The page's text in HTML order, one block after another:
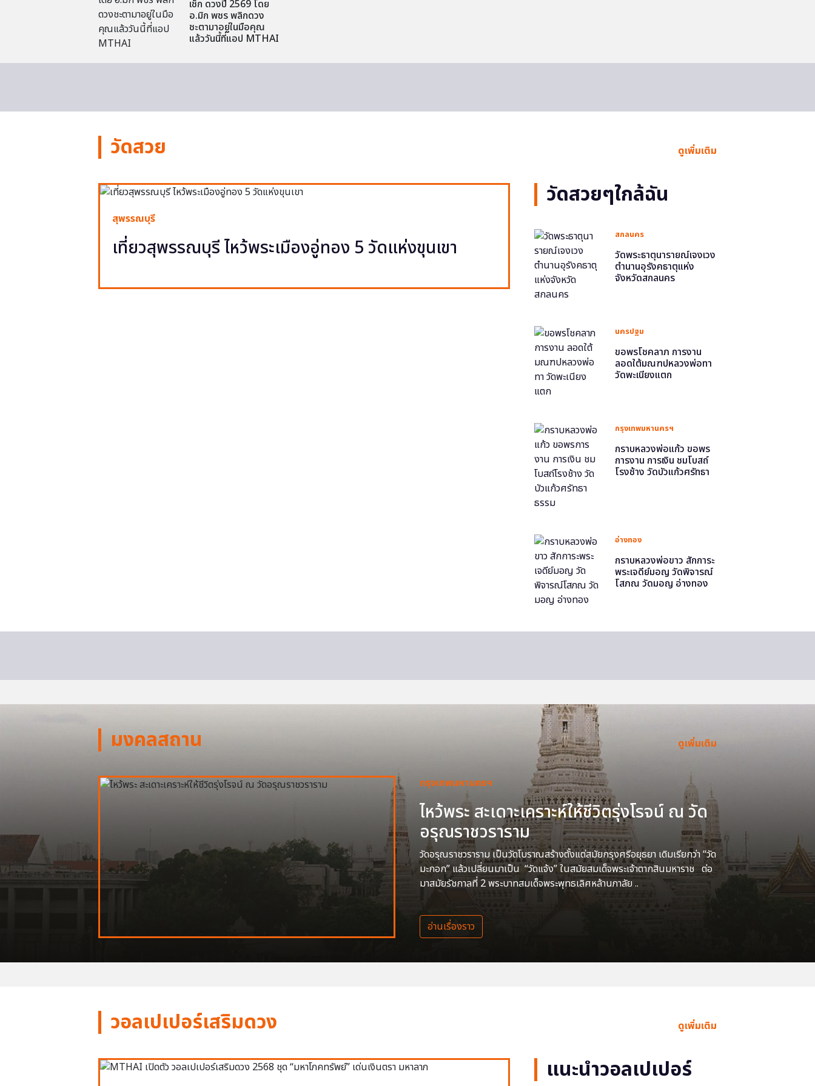
เช็ก ดวงปี 2569 โดย
อ.มิก พชร พลิกดวง
ชะตามาอยู่ในมือคุณ
แล้ววันนี้ที่แอป MTHAI
วัดสวย ดูเพิ่มเติม
สุพรรณบุรี
เที่ยวสุพรรณบุรี ไหว้พระเมืองอู่ทอง 5 วัดแห่งขุนเขา
วัดสวยๆใกล้ฉัน
สกลนคร
วัดพระธาตุนารายณ์เจงเวง
ตำนานอุรังคธาตุแห่ง
จังหวัดสกลนคร
นครปฐม
ขอพรโชคลาภ การงาน
ลอดใต้มณฑปหลวงพ่อทา
วัดพะเนียงแตก
กรุงเทพมหานครฯ
กราบหลวงพ่อแก้ว ขอพร
การงาน การเงิน ชมโบสถ์
โรงช้าง วัดบัวแก้วศรัทธา
อ่างทอง
กราบหลวงพ่อขาว สักการะ
พระเจดีย์มอญ วัดพิจารณ์
โสภณ วัดมอญ อ่างทอง
มงคลสถาน ดูเพิ่มเติม
กรุงเทพมหานครฯ
ไหว้พระ สะเดาะเคราะห์ให้ชีวิตรุ่งโรจน์ ณ วัด
อรุณราชวราราม
วัดอรุณราชวราราม เป็นวัดโบราณสร้างตั้งแต่สมัยกรุงศรีอยุธยา เดิมเรียกว่า “วัด
มะกอก” แล้วเปลี่ยนมาเป็น “วัดแจ้ง” ในสมัยสมเด็จพระเจ้าตากสินมหาราช ต่อ
มาสมัยรัชกาลที่ 2 พระบาทสมเด็จพระพุทธเลิศหล้านภาลัย ..
อ่านเรื่องราว
วอลเปเปอร์เสริมดวง ดูเพิ่มเติม
แนะนำวอลเปเปอร์